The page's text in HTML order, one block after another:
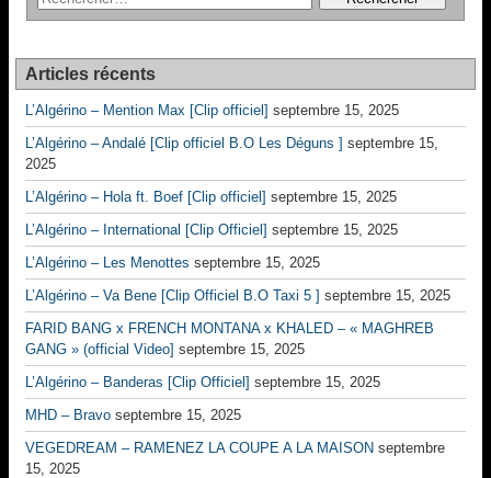
Articles récents
L’Algérino – Mention Max [Clip officiel] septembre 15, 2025
L’Algérino – Andalé [Clip officiel B.O Les Déguns ] septembre 15,
2025
L’Algérino – Hola ft. Boef [Clip officiel] septembre 15, 2025
L’Algérino – International [Clip Officiel] septembre 15, 2025
L’Algérino – Les Menottes septembre 15, 2025
L’Algérino – Va Bene [Clip Officiel B.O Taxi 5 ] septembre 15, 2025
FARID BANG x FRENCH MONTANA x KHALED – « MAGHREB
GANG » (official Video] septembre 15, 2025
L’Algérino – Banderas [Clip Officiel] septembre 15, 2025
MHD – Bravo septembre 15, 2025
VEGEDREAM – RAMENEZ LA COUPE A LA MAISON septembre
15, 2025